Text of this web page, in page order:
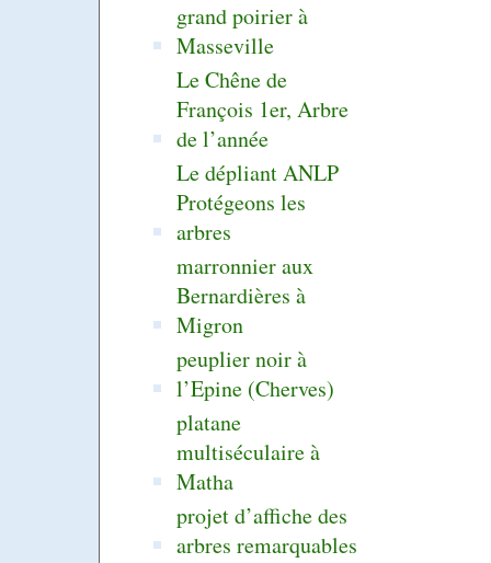
grand poirier à
Masseville
Le Chêne de
François 1er, Arbre
de l’année
Le dépliant ANLP
Protégeons les
arbres
marronnier aux
Bernardières à
Migron
peuplier noir à
l’Epine (Cherves)
platane
multiséculaire à
Matha
projet d’affiche des
arbres remarquables